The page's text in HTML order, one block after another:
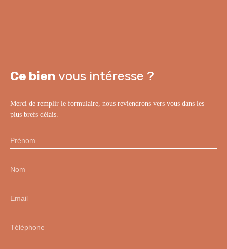
Ce bien vous intéresse ?
Merci de remplir le formulaire, nous reviendrons vers vous dans les
plus brefs délais.
Prénom
Nom
Email
Téléphone